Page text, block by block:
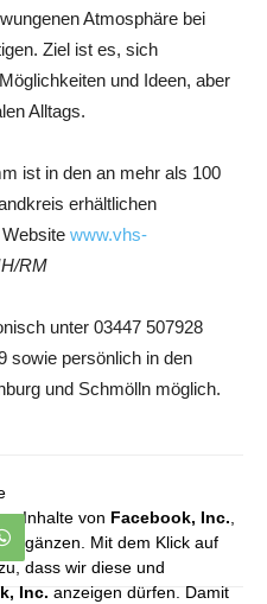
Atmosphäre bei
Ziel ist es, sich
und Ideen, aber
Alltags.
ist in den an mehr als 100
erhältlichen
www.vhs-
RM
unter 03447 507928
sowie persönlich in den
und Schmölln möglich.
Inhalte von Facebook, Inc.,
ergänzen. Mit dem Klick auf
dass wir diese und
Inc. anzeigen dürfen. Damit